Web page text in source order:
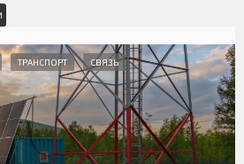
ТРАНСПОРТ СВЯЗЬ